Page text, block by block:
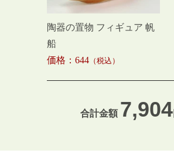
陶器の置物 フィギュア 帆
船
価格：644 （税込）
合計金額 7,904